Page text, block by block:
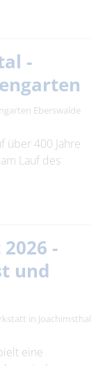
-
Eberswalde
über 400 Jahre
Lauf des
-
und
in Joachimsthal
eine